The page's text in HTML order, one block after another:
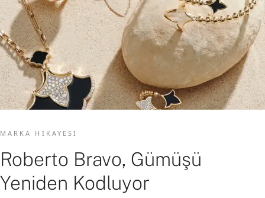
MARKA HIKAYESI
Roberto Bravo, Gümüşü
Yeniden Kodluyor